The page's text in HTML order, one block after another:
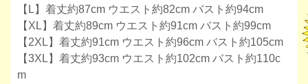
【L】着丈約87cm ウエスト約82cm バスト約94cm
【XL】着丈約89cm ウエスト約91cm バスト約99cm
【2XL】着丈約91cm ウエスト約96cm バスト約105cm
【3XL】着丈約93cm ウエスト約102cm バスト約110c
m